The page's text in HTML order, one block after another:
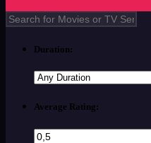
Duration:
Average Rating: